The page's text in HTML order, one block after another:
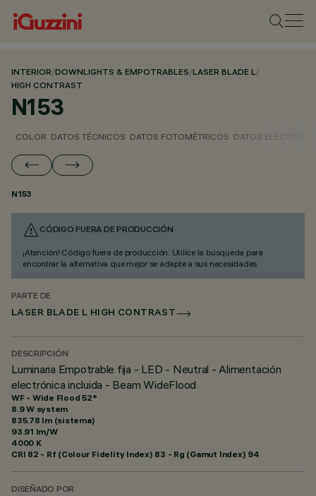
INTERIOR/DOWNLIGHTS & EMPOTRABLES/LASER BLADE L/
HIGH CONTRAST
N153
COLOR DATOS TÉCNICOS DATOS FOTOMÉTRICOS DATOS
N153
CÓDIGO FUERA DE PRODUCCIÓN
¡Atención! Código fuera de producción. Utilice la búsqueda para
encontrar la alternativa que mejor se adapte a sus necesidades.
PARTE DE
LASER BLADE L HIGH CONTRAST
DESCRIPCIÓN
Luminaria Empotrable fija - LED - Neutral - Alimentación
electrónica incluida - Beam WideFlood
WF - Wide Flood 52°
8.9 W system
835.78 lm (sistema)
93.91 lm/W
4000 K
CRI 82 - Rf (Colour Fidelity Index) 83 - Rg (Gamut Index) 94
DISEÑADO POR